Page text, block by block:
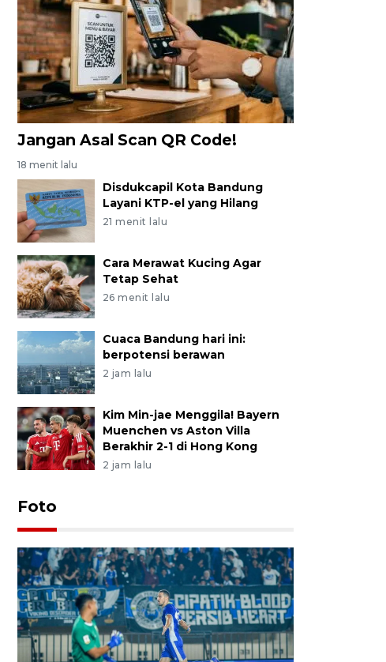
sekolah. ANTARA FOTO/Raisan Al Farisi/agr
Jangan Asal Scan QR Code!
18 menit lalu
Disdukcapil Kota Bandung
Layani KTP-el yang Hilang
21 menit lalu
Cara Merawat Kucing Agar
Tetap Sehat
26 menit lalu
Cuaca Bandung hari ini:
berpotensi berawan
2 jam lalu
Kim Min-jae Menggila! Bayern
Muenchen vs Aston Villa
Berakhir 2-1 di Hong Kong
2 jam lalu
Foto